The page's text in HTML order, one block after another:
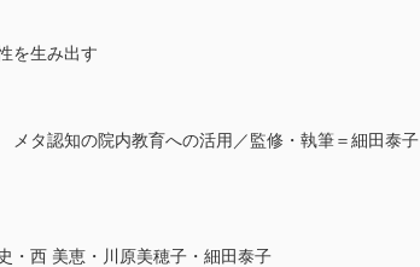
を生み出す
タ認知の院内教育への活用／監修・執筆＝細田泰子
・西 美恵・川原美穂子・細田泰子